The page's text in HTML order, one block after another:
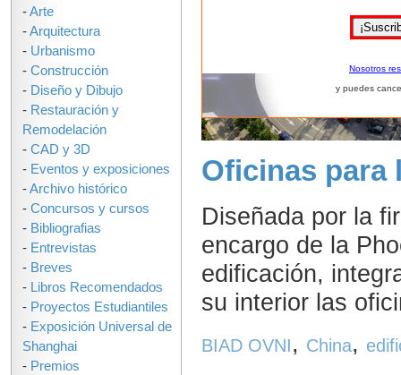
Oficinas para
Diseñada por la
encargo de la
edificación,
su interior las
BIAD OVNI, China,
Nosotros
y puedes
-Arte
-Arquitectura
- Urbanismo
- Construcción
- Diseño y Dibujo
- Restauración y
Remodelación
- CAD y 3D
- Eventos y exposiciones
-Archivo histórico
- Concursos y cursos
- Bibliografias
- Entrevistas
- Breves
- Libros Recomendados
- Proyectos Estudiantiles
- Exposición Universal de
Shanghai
- Premios